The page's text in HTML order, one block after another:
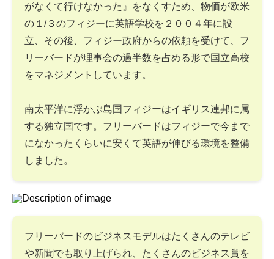
がなくて行けなかった』をなくすため、物価が欧米
の１/３のフィジーに英語学校を２００４年に設
立、その後、フィジー政府からの依頼を受けて、フ
リーバードが理事会の過半数を占める形で国立高校
をマネジメントしています。
南太平洋に浮かぶ島国フィジーはイギリス連邦に属
する独立国です。フリーバードはフィジーで今まで
になかったくらいに安くて英語が伸びる環境を整備
しました。
フリーバードのビジネスモデルはたくさんのテレビ
や新聞でも取り上げられ、たくさんのビジネス賞を